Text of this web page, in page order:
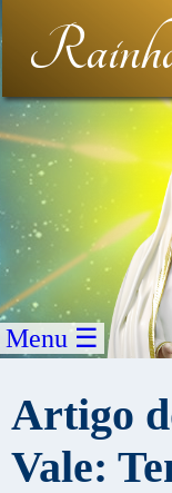
Menu ☰
Artigo
Vale: